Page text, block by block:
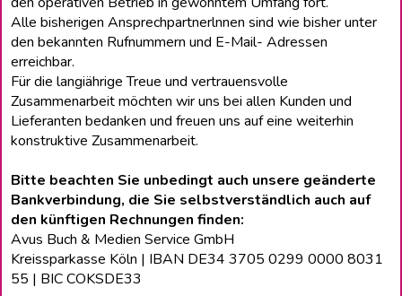
Alle bisherigen Ansprechpartnerlnnen sind wie bisher unter
den bekannten Rufnummern und E-Mail- Adressen
erreichbar.
Für die langiährige Treue und vertrauensvolle
Zusammenarbeit möchten wir uns bei allen Kunden und
Lieferanten bedanken und freuen uns auf eine weiterhin
konstruktive Zusammenarbeit.
Bitte beachten Sie unbedingt auch unsere geänderte
Bankverbindung, die Sie selbstverständlich auch auf
den künftigen Rechnungen finden:
Avus Buch & Medien Service GmbH
Kreissparkasse Köln | IBAN DE34 3705 0299 0000 8031
55 | BIC COKSDE33